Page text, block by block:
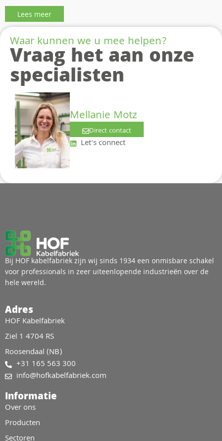
Lees meer
Waar kunnen we u mee helpen?
Vraag het aan onze
specialisten
Mellanie Motz
Direct contact
Let's connect
Bij HOF kabelfabriek zijn wij sinds 1934 een onmisbare schakel
voor professionals in zeer uiteenlopende industrieën over de
hele wereld.
Adres
HOF Kabelfabriek
Ziel 1 4704 RS
Roosendaal (NB)
+31 165 563 300
info@hofkabelfabriek.com
Informatie
Over ons
Producten